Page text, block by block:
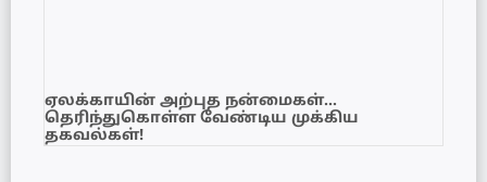
ஏலக்காயின் அற்புத நன்மைகள்…
தெரிந்துகொள்ள வேண்டிய முக்கிய
தகவல்கள்!